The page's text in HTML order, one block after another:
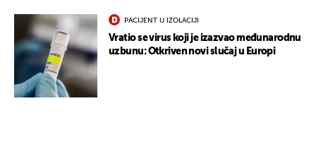
PACIJENT U IZOLACIJI
Vratio se virus koji je izazvao međunarodnu
uzbunu: Otkriven novi slučaj u Europi